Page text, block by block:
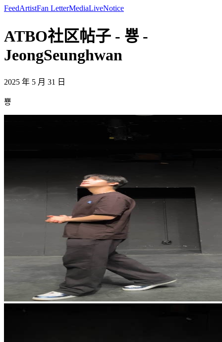
FeedArtistFan LetterMediaLiveNotice
ATBO社区帖子 - 뿅 -
JeongSeunghwan
2025 年 5 月 31 日
뿅